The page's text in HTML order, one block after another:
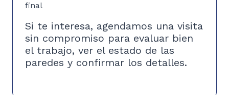
final
Si te interesa, agendamos una visita
sin compromiso para evaluar bien
el trabajo, ver el estado de las
paredes y confirmar los detalles.